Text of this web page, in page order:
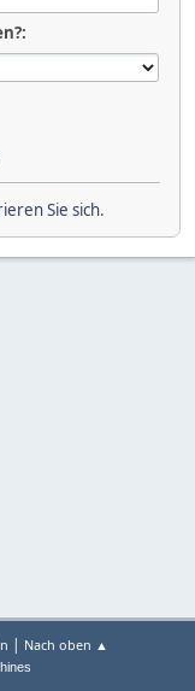
Sie sich.
| Nach oben ▲